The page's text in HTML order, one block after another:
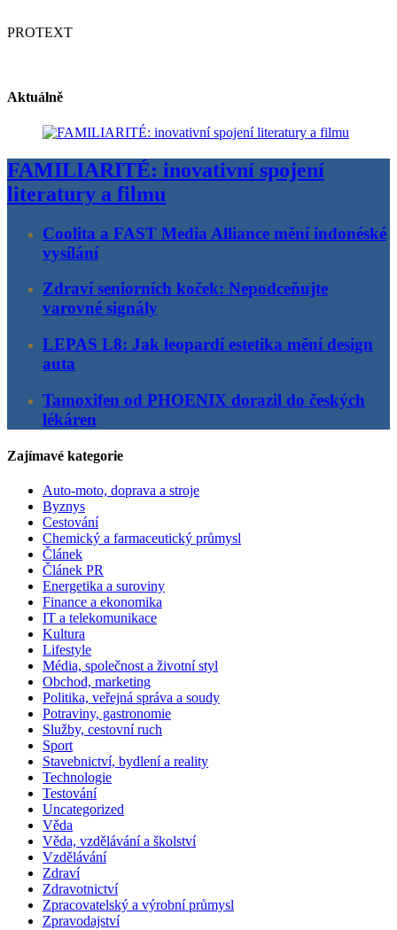
PROTEXT
Aktuálně
FAMILIARITÉ: inovativní spojení
literatury a filmu
Coolita a FAST Media Alliance mění indonéské
vysílání
Zdraví seniorních koček: Nepodceňujte
varovné signály
LEPAS L8: Jak leopardí estetika mění design
auta
Tamoxifen od PHOENIX dorazil do českých
lékáren
Zajímavé kategorie
Auto-moto, doprava a stroje
Byznys
Cestování
Chemický a farmaceutický průmysl
Článek
Článek PR
Energetika a suroviny
Finance a ekonomika
IT a telekomunikace
Kultura
Lifestyle
Média, společnost a životní styl
Obchod, marketing
Politika, veřejná správa a soudy
Potraviny, gastronomie
Služby, cestovní ruch
Sport
Stavebnictví, bydlení a reality
Technologie
Testování
Uncategorized
Věda
Věda, vzdělávání a školství
Vzdělávání
Zdraví
Zdravotnictví
Zpracovatelský a výrobní průmysl
Zpravodajství